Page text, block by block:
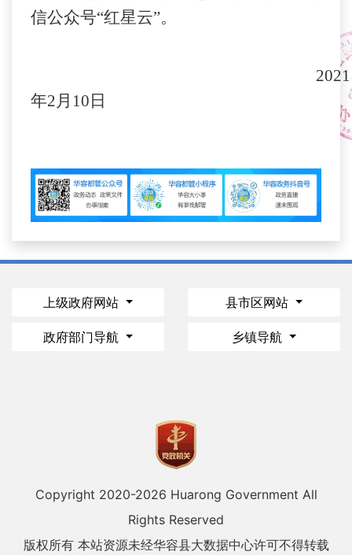
信公众号“红星云”。
2021
年2月10 日
上级政府网站 县市区网站
政府部门导航 乡镇导航
Copyright 2020-2026 Huarong Government All
Rights Reserved
版权所有 本站资源未经华容县大数据中心许可不得转载